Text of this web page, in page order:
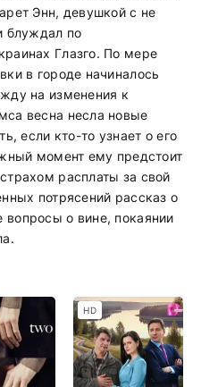
Энн, девушкой с не
блуждал по
Глазго. По мере
в городе начиналось
на изменения к
весна несла новые
если кто-то узнает о его
момент ему предстоит
расплаты за свой
потрясений рассказ о
о вине, покаянии
HD